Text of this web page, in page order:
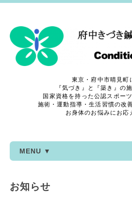
東京・府中市晴見町
『気づき』と『築き』の
国家資格を持った公認スポー
施術・運動指導・生活習慣の改
お身体のお悩みにお応
MENU ▼
お知らせ